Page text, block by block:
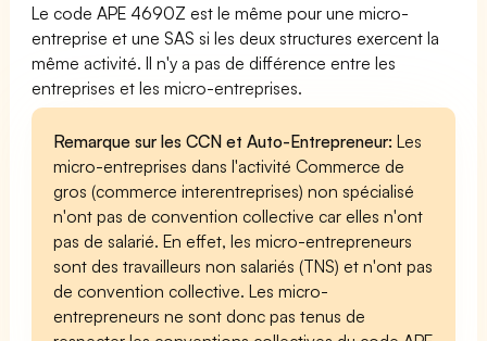
Le code APE 4690Z est le même pour une micro-
entreprise et une SAS si les deux structures exercent la
même activité. Il n'y a pas de différence entre les
entreprises et les micro-entreprises.
Remarque sur les CCN et Auto-Entrepreneur: Les
micro-entreprises dans l'activité Commerce de
gros (commerce interentreprises) non spécialisé
n'ont pas de convention collective car elles n'ont
pas de salarié. En effet, les micro-entrepreneurs
sont des travailleurs non salariés (TNS) et n'ont pas
de convention collective. Les micro-
entrepreneurs ne sont donc pas tenus de